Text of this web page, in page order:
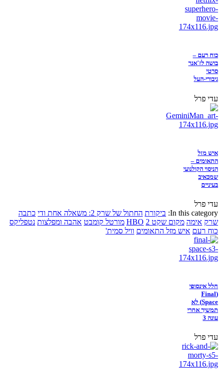
כוח רעם –
בושה לז'אנר
סרטי
גיבורי-העל
עדי פרל
איש מזל
התאומים –
הניסוי הקולנועי
שמכאיב
בעיניים
עדי פרל
In this category: ביקורת החתול של שרק 2: משאלה אחת ודי
כתבה
שרק אימה מקום שקט 2 HBO מורטל קומבט אהבה ומפלצות נטפליקס
כוח רעם איש מזל התאומים וויל סמית'
חלל אינסופי
(Final
Space) לא
תמשיך אחרי
עונה 3
עדי פרל